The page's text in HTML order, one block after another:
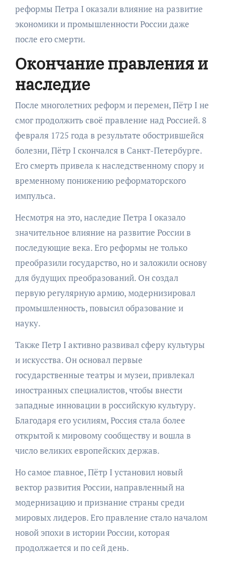
реформы Петра I оказали влияние на развитие
экономики и промышленности России даже
после его смерти.
Окончание правления и
наследие
После многолетних реформ и перемен, Пётр I не
смог продолжить своё правление над Россией. 8
февраля 1725 года в результате обострившейся
болезни, Пётр I скончался в Санкт-Петербурге.
Его смерть привела к наследственному спору и
временному понижению реформаторского
импульса.
Несмотря на это, наследие Петра I оказало
значительное влияние на развитие России в
последующие века. Его реформы не только
преобразили государство, но и заложили основу
для будущих преобразований. Он создал
первую регулярную армию, модернизировал
промышленность, повысил образование и
науку.
Также Петр I активно развивал сферу культуры
и искусства. Он основал первые
государственные театры и музеи, привлекал
иностранных специалистов, чтобы внести
западные инновации в российскую культуру.
Благодаря его усилиям, Россия стала более
открытой к мировому сообществу и вошла в
число великих европейских держав.
Но самое главное, Пётр I установил новый
вектор развития России, направленный на
модернизацию и признание страны среди
мировых лидеров. Его правление стало началом
новой эпохи в истории России, которая
продолжается и по сей день.